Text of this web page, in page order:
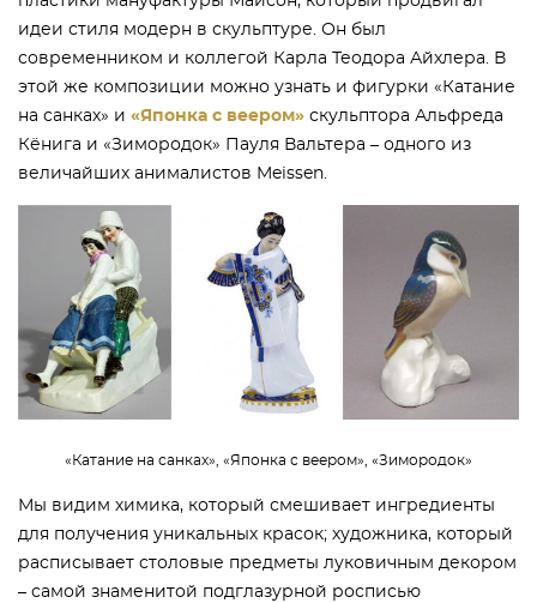
идеи стиля модерн в скульптуре. Он был
современником и коллегой Карла Теодора Айхлера. В
этой же композиции можно узнать и фигурки «Катание
на санках» и «Японка с веером» скульптора Альфреда
Кёнига и «Зимородок» Пауля Вальтера – одного из
величайших анималистов Meissen.
«Катание на санках», «Японка с веером», «Зимородок»
Мы видим химика, который смешивает ингредиенты
для получения уникальных красок; художника, который
расписывает столовые предметы луковичным декором
– самой знаменитой подглазурной росписью